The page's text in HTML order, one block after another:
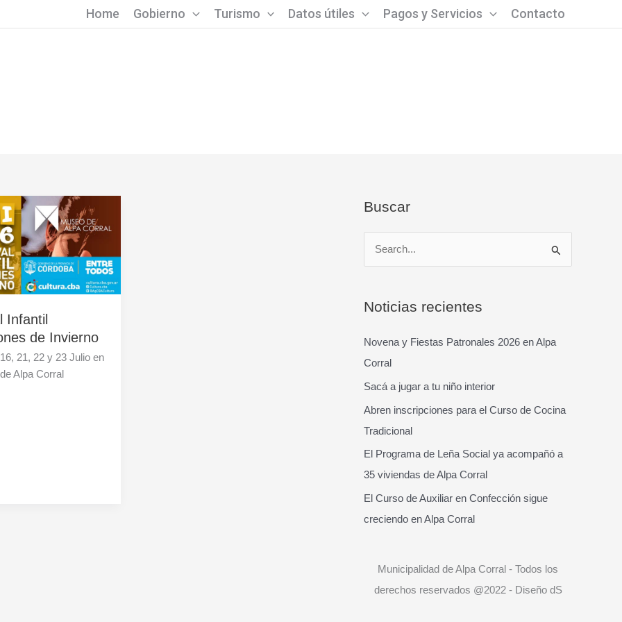
Home Gobierno Turismo Datos útiles Pagos y Servicios Contacto
Infantil
de Invierno
21, 22 y 23 Julio en
Alpa Corral
Buscar
c
a
r
Noticias recientes
Novena y Fiestas Patronales 2026 en Alpa
Corral
Sacá a jugar a tu niño interior
Abren inscripciones para el Curso de Cocina
Tradicional
El Programa de Leña Social ya acompañó a
35 viviendas de Alpa Corral
El Curso de Auxiliar en Confección sigue
creciendo en Alpa Corral
Municipalidad de Alpa Corral - Todos los
derechos reservados @2022 - Diseño dS